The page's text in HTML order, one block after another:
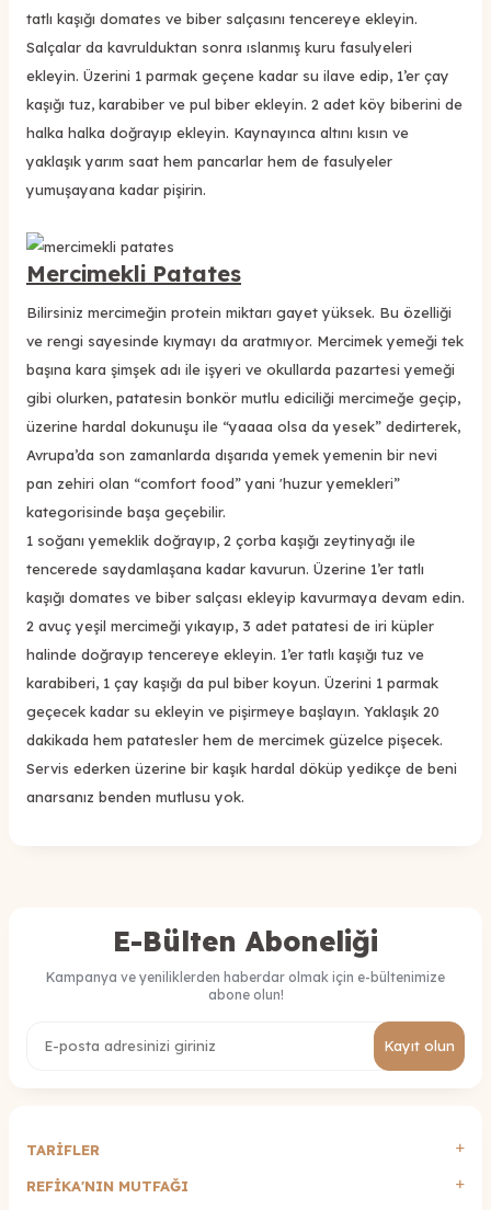
tatlı kaşığı domates ve biber salçasını tencereye ekleyin.
Salçalar da kavrulduktan sonra ıslanmış kuru fasulyeleri
ekleyin. Üzerini 1 parmak geçene kadar su ilave edip, 1’er çay
kaşığı tuz, karabiber ve pul biber ekleyin. 2 adet köy biberini de
halka halka doğrayıp ekleyin. Kaynayınca altını kısın ve
yaklaşık yarım saat hem pancarlar hem de fasulyeler
yumuşayana kadar pişirin.
Mercimekli Patates
Bilirsiniz mercimeğin protein miktarı gayet yüksek. Bu özelliği
ve rengi sayesinde kıymayı da aratmıyor. Mercimek yemeği tek
başına kara şimşek adı ile işyeri ve okullarda pazartesi yemeği
gibi olurken, patatesin bonkör mutlu ediciliği mercimeğe geçip,
üzerine hardal dokunuşu ile “yaaaa olsa da yesek” dedirterek,
Avrupa’da son zamanlarda dışarıda yemek yemenin bir nevi
pan zehiri olan “comfort food” yani 'huzur yemekleri”
kategorisinde başa geçebilir.
1 soğanı yemeklik doğrayıp, 2 çorba kaşığı zeytinyağı ile
tencerede saydamlaşana kadar kavurun. Üzerine 1’er tatlı
kaşığı domates ve biber salçası ekleyip kavurmaya devam edin.
2 avuç yeşil mercimeği yıkayıp, 3 adet patatesi de iri küpler
halinde doğrayıp tencereye ekleyin. 1’er tatlı kaşığı tuz ve
karabiberi, 1 çay kaşığı da pul biber koyun. Üzerini 1 parmak
geçecek kadar su ekleyin ve pişirmeye başlayın. Yaklaşık 20
dakikada hem patatesler hem de mercimek güzelce pişecek.
Servis ederken üzerine bir kaşık hardal döküp yedikçe de beni
anarsanız benden mutlusu yok.
E-Bülten Aboneliği
Kampanya ve yeniliklerden haberdar olmak için e-bültenimize
abone olun!
Kayıt olun
TARİFLER
REFİKA'NIN MUTFAĞI